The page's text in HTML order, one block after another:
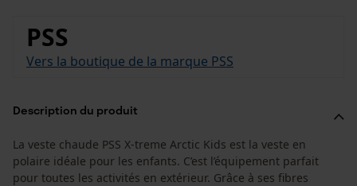
PSS
Vers la boutique de la marque PSS
Description du produit
La veste chaude PSS X-treme Arctic Kids est la veste en
polaire idéale pour les enfants. C’est l’équipement parfait
pour toutes les activités en extérieur. Grâce à ses fibres